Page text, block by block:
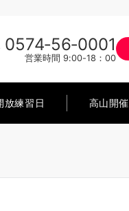
0574‐56‐0001
営業時間 9:00-18：00
放練習日 高山開催